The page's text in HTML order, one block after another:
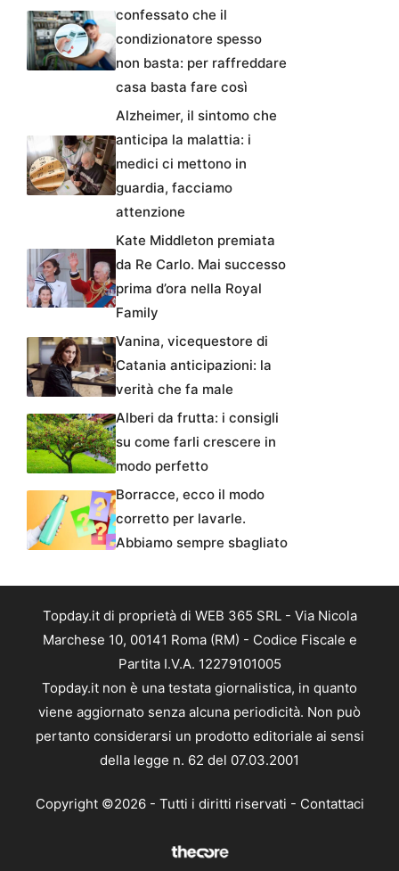
confessato che il
condizionatore spesso
non basta: per raffreddare
casa basta fare così
Alzheimer, il sintomo che
anticipa la malattia: i
medici ci mettono in
guardia, facciamo
attenzione
Kate Middleton premiata
da Re Carlo. Mai successo
prima d’ora nella Royal
Family
Vanina, vicequestore di
Catania anticipazioni: la
verità che fa male
Alberi da frutta: i consigli
su come farli crescere in
modo perfetto
Borracce, ecco il modo
corretto per lavarle.
Abbiamo sempre sbagliato
Topday.it di proprietà di WEB 365 SRL - Via Nicola
Marchese 10, 00141 Roma (RM) - Codice Fiscale e
Partita I.V.A. 12279101005
Topday.it non è una testata giornalistica, in quanto
viene aggiornato senza alcuna periodicità. Non può
pertanto considerarsi un prodotto editoriale ai sensi
della legge n. 62 del 07.03.2001
Copyright ©2026 - Tutti i diritti riservati - Contattaci